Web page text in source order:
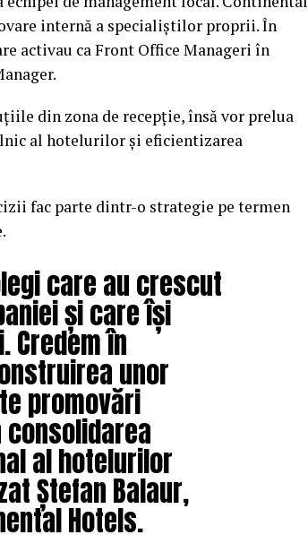
internă a specialiștilor proprii. În
activau ca Front Office Manageri în
din zona de recepție, însă vor prelua
al hotelurilor și eficientizarea
fac parte dintr-o strategie pe termen
care au crescut
și care își
Credem în
unor
promovări
al hotelurilor
Ștefan Balaur,
Hotels.